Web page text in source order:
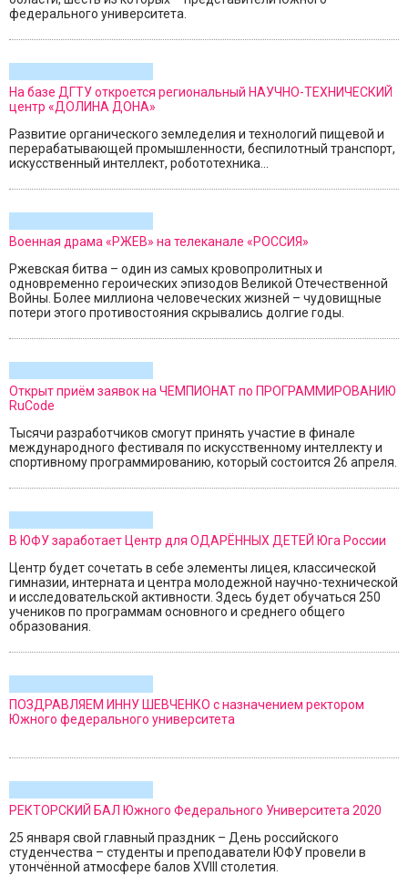
федерального университета.
На базе ДГТУ откроется региональный НАУЧНО-ТЕХНИЧЕСКИЙ
центр «ДОЛИНА ДОНА»
Развитие органического земледелия и технологий пищевой и
перерабатывающей промышленности, беспилотный транспорт,
искусственный интеллект, робототехника...
Военная драма «РЖЕВ» на телеканале «РОССИЯ»
Ржевская битва – один из самых кровопролитных и
одновременно героических эпизодов Великой Отечественной
Войны. Более миллиона человеческих жизней – чудовищные
потери этого противостояния скрывались долгие годы.
Открыт приём заявок на ЧЕМПИОНАТ по ПРОГРАММИРОВАНИЮ
RuCode
Тысячи разработчиков смогут принять участие в финале
международного фестиваля по искусственному интеллекту и
спортивному программированию, который состоится 26 апреля.
В ЮФУ заработает Центр для ОДАРЁННЫХ ДЕТЕЙ Юга России
Центр будет сочетать в себе элементы лицея, классической
гимназии, интерната и центра молодежной научно-технической
и исследовательской активности. Здесь будет обучаться 250
учеников по программам основного и среднего общего
образования.
ПОЗДРАВЛЯЕМ ИННУ ШЕВЧЕНКО с назначением ректором
Южного федерального университета
РЕКТОРСКИЙ БАЛ Южного Федерального Университета 2020
25 января свой главный праздник – День российского
студенчества – студенты и преподаватели ЮФУ провели в
утончённой атмосфере балов XVIII столетия.